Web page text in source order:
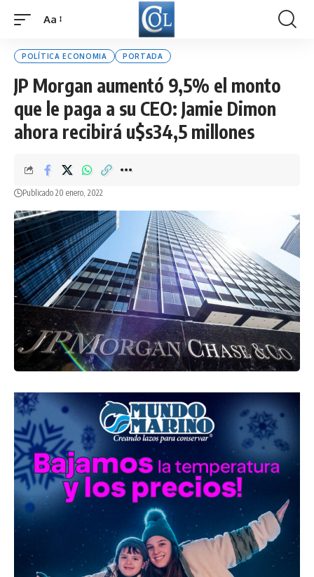
Font
Aa
POLÍTICA ECONOMIA PORTADA
JP Morgan aumentó 9,5% el monto
que le paga a su CEO: Jamie Dimon
ahora recibirá u$s34,5 millones
Publicado 20 enero, 2022